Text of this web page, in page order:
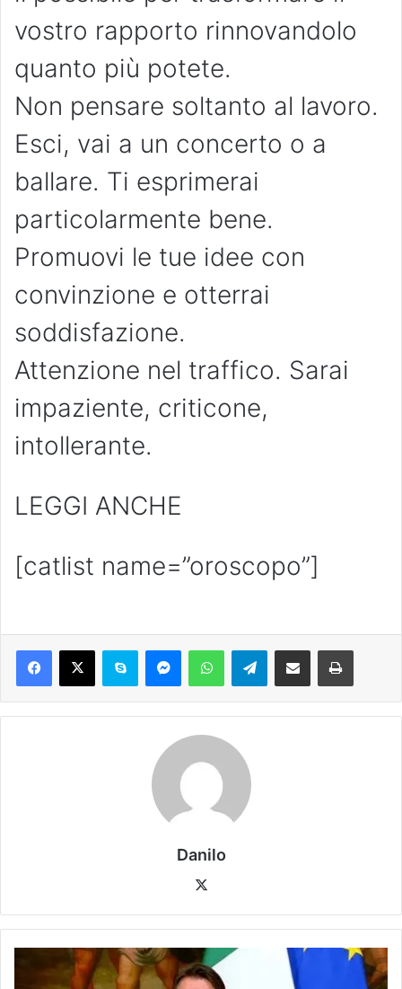
vostro rapporto rinnovandolo
quanto più potete.
Non pensare soltanto al lavoro.
Esci, vai a un concerto o a
ballare. Ti esprimerai
particolarmente bene.
Promuovi le tue idee con
convinzione e otterrai
soddisfazione.
Attenzione nel traffico. Sarai
impaziente, criticone,
intollerante.
LEGGI ANCHE
[catlist name=”oroscopo”]
Danilo